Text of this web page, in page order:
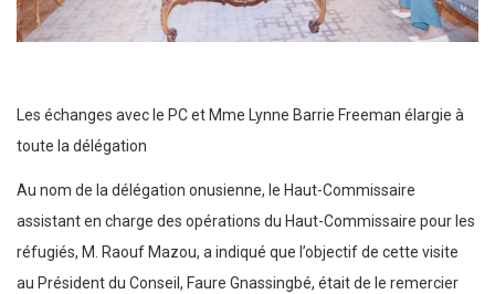
Les échanges avec le PC et Mme Lynne Barrie Freeman élargie à
toute la délégation
Au nom de la délégation onusienne, le Haut-Commissaire
assistant en charge des opérations du Haut-Commissaire pour les
réfugiés, M. Raouf Mazou, a indiqué que l’objectif de cette visite
au Président du Conseil, Faure Gnassingbé, était de le remercier